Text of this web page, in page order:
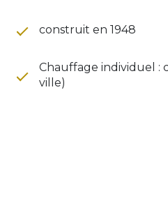
construit en 1948
Chauffage individuel :
ville)